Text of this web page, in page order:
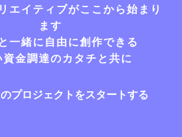
エイティブがここから始まり
ます
一緒に自由に創作できる
金調達のカタチと共に
プロジェクトをスタートする